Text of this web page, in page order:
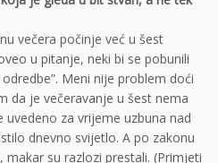
večera počinje već u šest
u pitanje, neki bi se pobunili
Meni nije problem doći
da je večeravanje u šest nema
uvedeno za vrijeme uzbuna nad
dnevno svijetlo. A po zakonu
su razlozi prestali. (Primjeti